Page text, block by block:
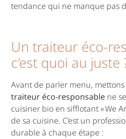
tendance qui ne manque pas
Un traiteur éco-
c’est quoi au juste
Avant de parler menu,
traiteur éco-responsable ne
cuisiner bio en sifflotant « We
de sa cuisine. C’est un
durable à chaque étape :